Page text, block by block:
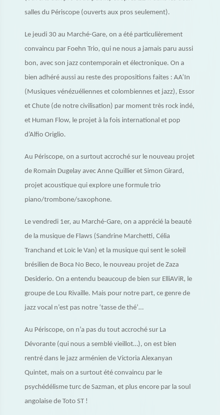
salles du Périscope (ouverts aux pros seulement).
Le jeudi 30 au Marché-Gare, on a été particulièrement
convaincu par Foehn Trio, qui ne nous a jamais paru aussi
bon, avec son jazz contemporain et électronique. On a
bien adhéré aussi au reste des propositions faites : AA’In
(Musiques vénézuéliennes et colombiennes et jazz), Essor
et Chute (de notre civilisation) par moment très rock indé,
et Human Flow, le projet à la fois international et pop
d’Alfio Origlio.
Au Périscope, on a surtout accroché sur le nouveau projet
de Romain Dugelay avec Anne Quillier et Simon Girard,
projet acoustique qui explore une formule trio
piano/trombone/saxophone.
Le vendredi 1er, au Marché-Gare, on a apprécié la beauté
de la musique de Flaws (Sandrine Marchetti, Célia
Tranchand et Loïc le Van) et la musique qui sent le soleil
brésilien de Boca No Beco, le nouveau projet de Zaza
Desiderio. On a entendu beaucoup de bien sur ElliAViR, le
groupe de Lou Rivaille. Mais pour notre part, ce genre de
jazz vocal n’est pas notre ‘tasse de thé’…
Au Périscope, on n’a pas du tout accroché sur La
Dévorante (qui nous a semblé vieillot…), on est bien
rentré dans le jazz arménien de Victoria Alexanyan
Quintet, mais on a surtout été convaincu par le
psychédélisme turc de Sazman, et plus encore par la soul
angolaise de Toto ST !